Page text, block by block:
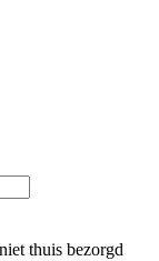
thuis bezorgd